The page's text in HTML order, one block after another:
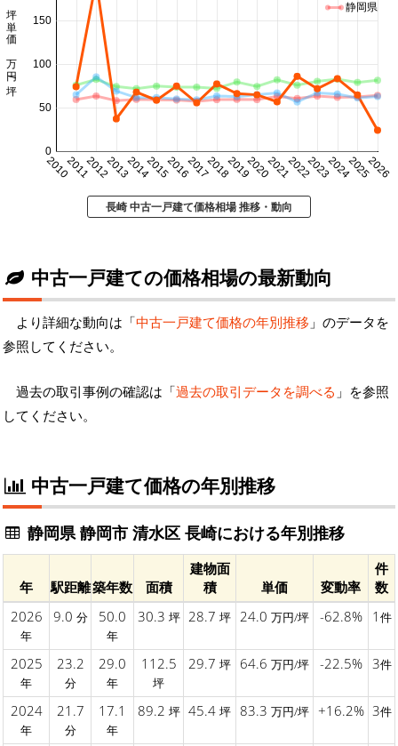
20102011201220132014201520162017201820192020202120222023202420252026
0
50
100
150
坪単価 万円/坪
静岡県
長崎 中古一戸建て価格相場 推移・動向
中古一戸建ての価格相場の最新動向
より詳細な動向は「中古一戸建て価格の年別推移 」のデータを
参照してください。
過去の取引事例の確認は「過去の取引データを調べる 」を参照
してください。
中古一戸建て価格の年別推移
静岡県 静岡市 清水区 長崎における年別推移
年 駅距離築年数 面積
建物面
積
単価 変動率
件
数
2026
年
9.0 分 50.0
年
30.3 坪 28.7 坪 24.0 万円/坪 -62.8% 1 件
2025
年
23.2
分
29.0
年
112.5
坪
29.7 坪 64.6 万円/坪 -22.5% 3件
2024
年
21.7
分
17.1
年
89.2 坪 45.4 坪 83.3 万円/坪 +16.2% 3件